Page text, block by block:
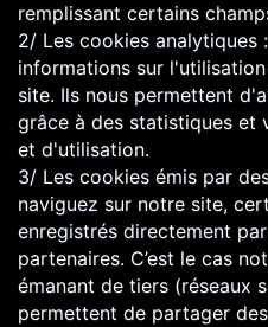
remplissant certains
2/ Les cookies analytiques
informations sur
site. Ils nous permettent
grâce à des statistiques et
et d'utilisation.
3/ Les cookies émis par
naviguez sur notre site,
enregistrés directement
partenaires. C’est le cas
émanant de tiers (réseaux
permettent de partager